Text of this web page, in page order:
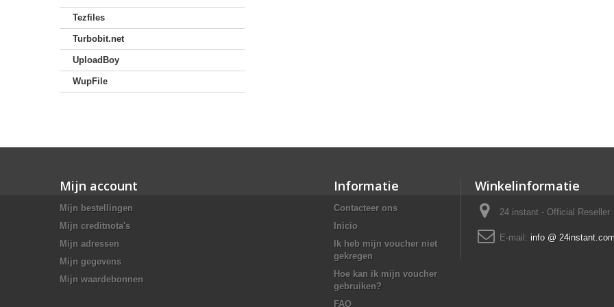
Tezfiles
Turbobit.net
UploadBoy
WupFile
Mijn account
Mijn bestellingen
Mijn creditnota's
Mijn adressen
Mijn gegevens
Mijn waardebonnen
Informatie
Contacteer ons
Inicio
Ik heb mijn voucher niet
gekregen
Hoe kan ik mijn voucher
gebruiken?
FAQ
Winkelinformatie
24 instant - Official Reseller
E-mail: info @